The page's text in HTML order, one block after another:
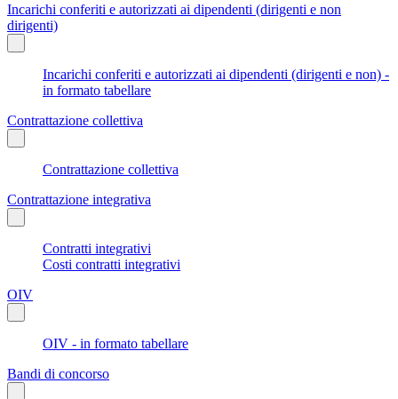
Incarichi conferiti e autorizzati ai dipendenti (dirigenti e non
dirigenti)
Incarichi conferiti e autorizzati ai dipendenti (dirigenti e non) -
in formato tabellare
Contrattazione collettiva
Contrattazione collettiva
Contrattazione integrativa
Contratti integrativi
Costi contratti integrativi
OIV
OIV - in formato tabellare
Bandi di concorso